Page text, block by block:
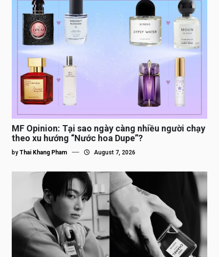
MF Opinion: Tại sao ngày càng nhiều người chạy
theo xu hướng “Nước hoa Dupe”?
by Thai Khang Pham August 7, 2026